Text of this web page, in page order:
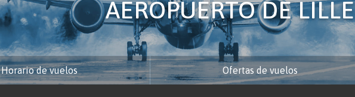
AEROPUERTO DE LILLE
Horario de vuelos Ofertas de vuelos